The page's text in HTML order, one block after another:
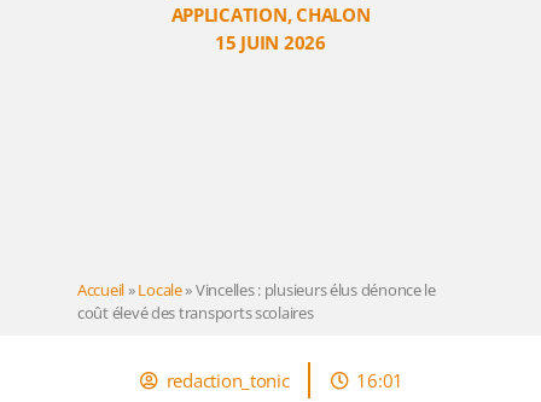
APPLICATION,CHALON
15 JUIN 2026
Accueil»Locale»Vincelles : plusieurs élus dénonce le
coût élevé des transports scolaires
redaction_tonic 16:01